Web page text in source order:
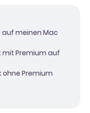
auf meinen Mac
mit Premium auf
ohne Premium